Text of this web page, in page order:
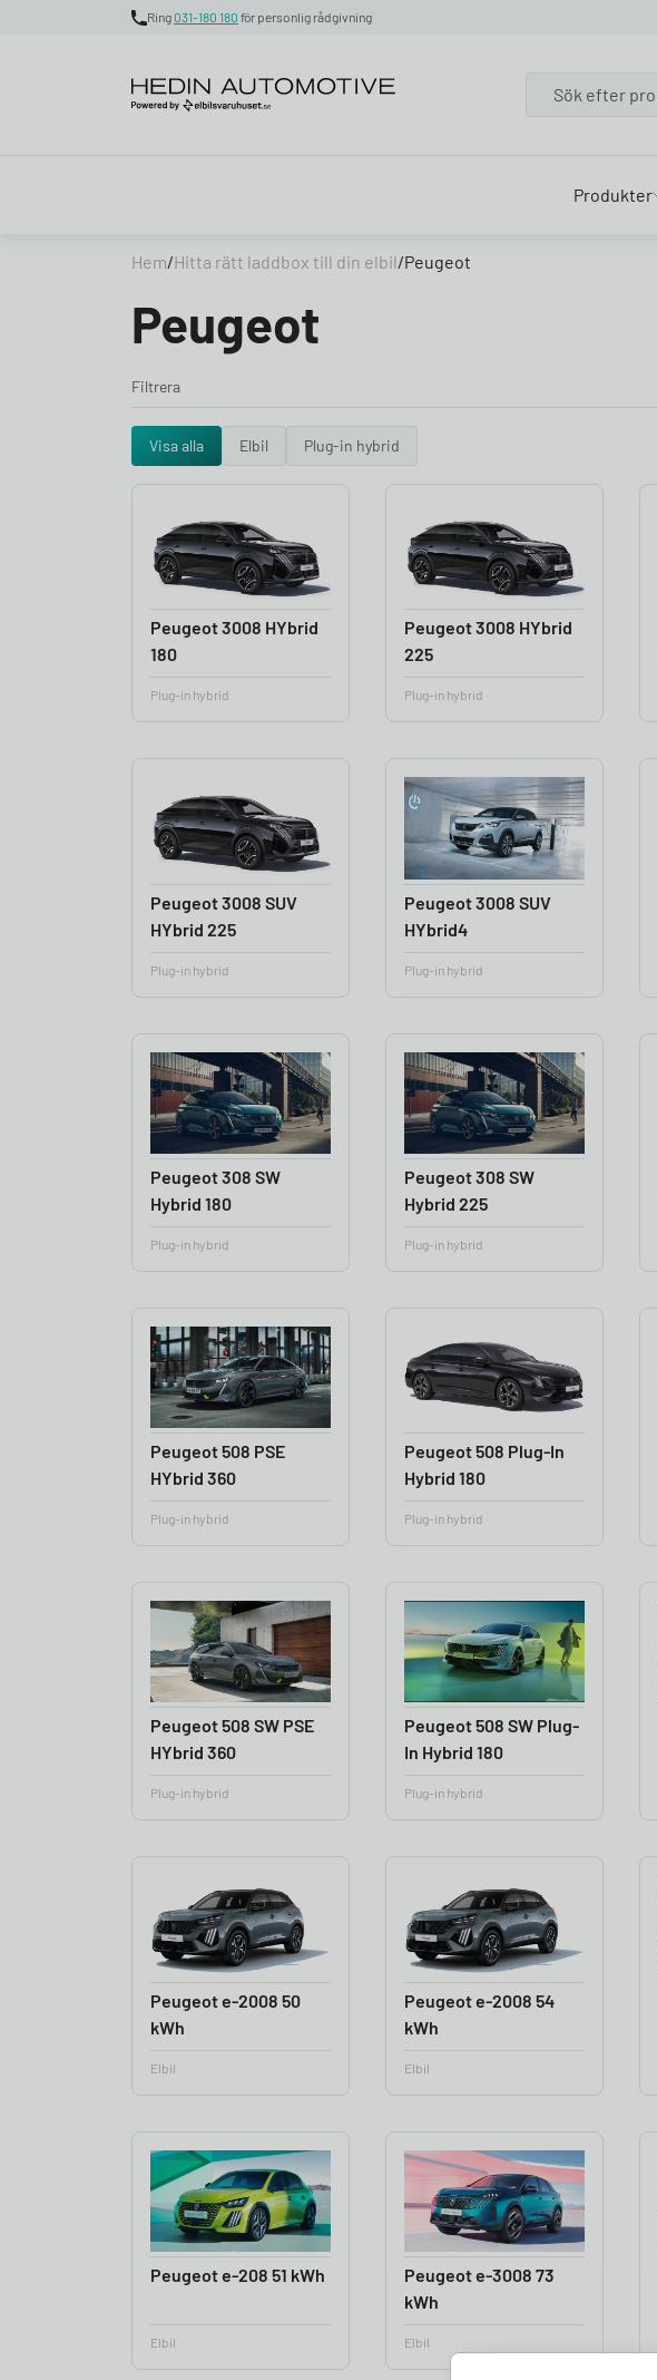
Ring031-180 180 för personlig rådgivning
Produkter
Hem/Hitta rätt laddbox till din elbil/Peugeot
Peugeot
Filtrera
Visa alla Elbil Plug-in hybrid
Peugeot 3008 HYbrid
180
Plug-in hybrid
Peugeot 3008 HYbrid
225
Plug-in hybrid
Peugeot 3008 SUV
HYbrid 225
Plug-in hybrid
Peugeot 3008 SUV
HYbrid4
Plug-in hybrid
Peugeot 308 SW
Hybrid 180
Plug-in hybrid
Peugeot 308 SW
Hybrid 225
Plug-in hybrid
Peugeot 508 PSE
HYbrid 360
Plug-in hybrid
Peugeot 508 Plug-In
Hybrid 180
Plug-in hybrid
Peugeot 508 SW PSE
HYbrid 360
Plug-in hybrid
Peugeot 508 SW Plug-
In Hybrid 180
Plug-in hybrid
Peugeot e-2008 50
kWh
Elbil
Peugeot e-2008 54
kWh
Elbil
Peugeot e-208 51 kWh
Elbil
Peugeot e-3008 73
kWh
Elbil